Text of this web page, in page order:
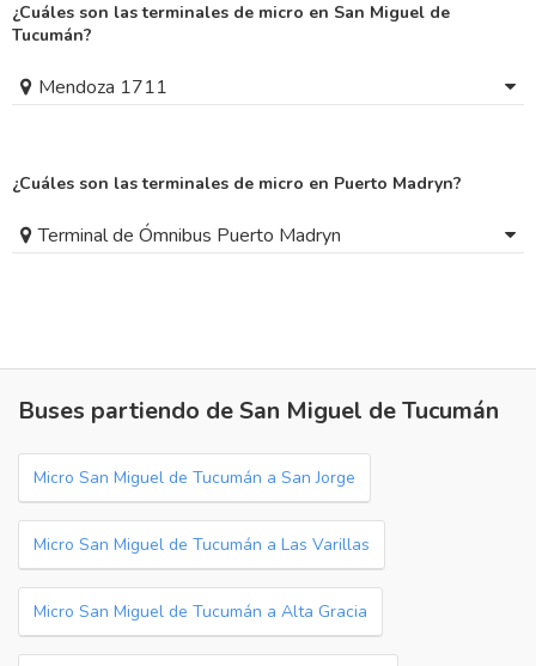
¿Cuáles son las terminales de micro en San Miguel de
Tucumán?
Mendoza 1711
¿Cuáles son las terminales de micro en Puerto Madryn?
Terminal de Ómnibus Puerto Madryn
Buses partiendo de San Miguel de Tucumán
Micro San Miguel de Tucumán a San Jorge
Micro San Miguel de Tucumán a Las Varillas
Micro San Miguel de Tucumán a Alta Gracia